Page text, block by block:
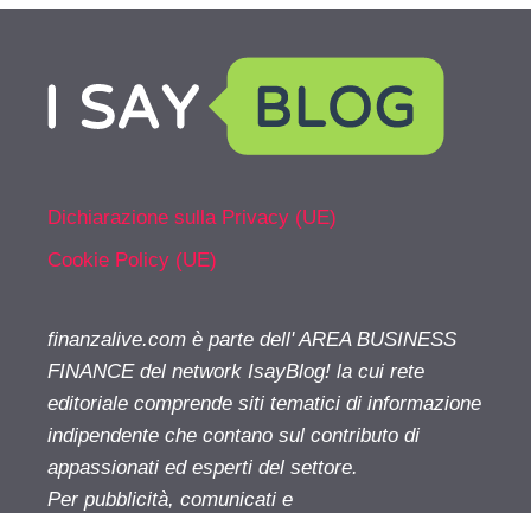
Dichiarazione sulla Privacy (UE)
Cookie Policy (UE)
finanzalive.com è parte dell' AREA BUSINESS
FINANCE del network IsayBlog! la cui rete
editoriale comprende siti tematici di informazione
indipendente che contano sul contributo di
appassionati ed esperti del settore.
Per pubblicità, comunicati e